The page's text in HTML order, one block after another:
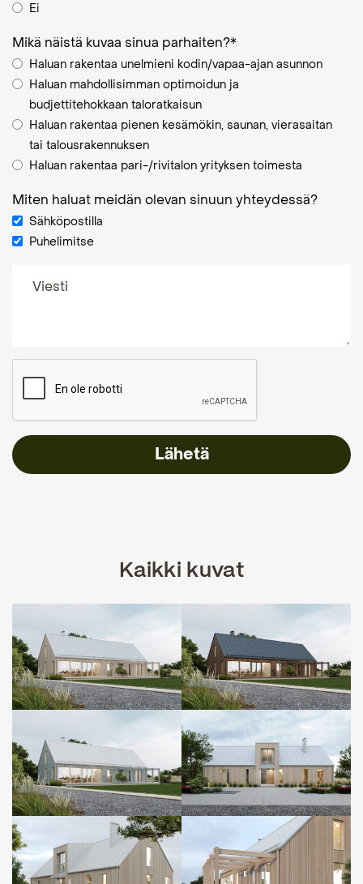
Ei
Mikä näistä kuvaa sinua parhaiten?*
Haluan rakentaa unelmieni kodin/vapaa-ajan asunnon
Haluan mahdollisimman optimoidun ja
budjettitehokkaan taloratkaisun
Haluan rakentaa pienen kesämökin, saunan, vierasaitan
tai talousrakennuksen
Haluan rakentaa pari-/rivitalon yrityksen toimesta
Miten haluat meidän olevan sinuun yhteydessä?
Sähköpostilla
Puhelimitse
Kaikki kuvat